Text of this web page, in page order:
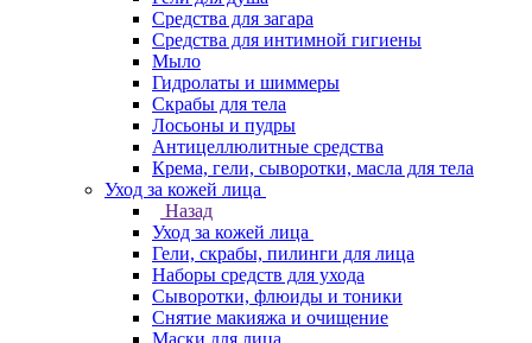
Средства для загара
Средства для интимной гигиены
Мыло
Гидролаты и шиммеры
Скрабы для тела
Лосьоны и пудры
Антицеллюлитные средства
Крема, гели, сыворотки, масла для тела
Уход за кожей лица
Назад
Уход за кожей лица
Гели, скрабы, пилинги для лица
Наборы средств для ухода
Сыворотки, флюиды и тоники
Снятие макияжа и очищение
Маски для лица